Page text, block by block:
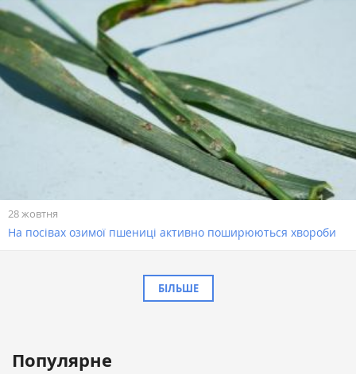
28 жовтня
На посівах озимої пшениці активно поширюються хвороби
БІЛЬШЕ
Популярне